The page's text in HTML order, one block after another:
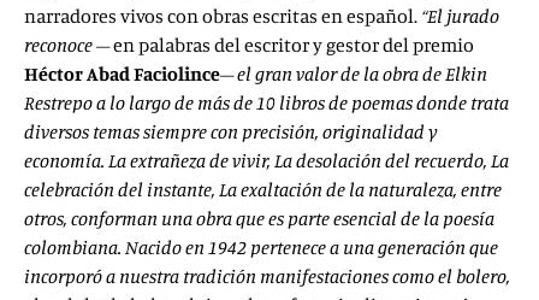
narradores vivos con obras escritas en español. “El jurado
reconoce– en palabras del escritor y gestor del premio
Héctor Abad Faciolince–el gran valor de la obra de Elkin
Restrepo a lo largo de más de 10 libros de poemas donde trata
diversos temas siemprecon precisión, originalidad y
economía. Laextrañeza de vivir, La desolación del recuerdo, La
celebración del instante, La exaltación de la naturaleza, entre
otros, conforman una obra que es parte esencial de la poesía
colombiana. Nacido en 1942 pertenece a una generación que
incorporó a nuestra tradición manifestaciones como el bolero,